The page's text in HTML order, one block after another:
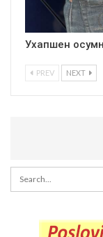
Ухапшен
PREV NEXT